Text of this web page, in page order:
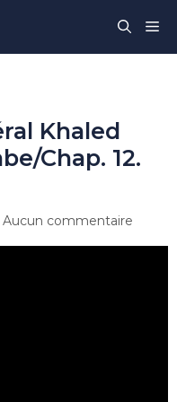
Khaled
Chap. 12.
Aucun commentaire